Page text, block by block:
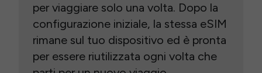
per viaggiare solo una volta. Dopo la
configurazione iniziale, la stessa eSIM
rimane sul tuo dispositivo ed è pronta
per essere riutilizzata ogni volta che